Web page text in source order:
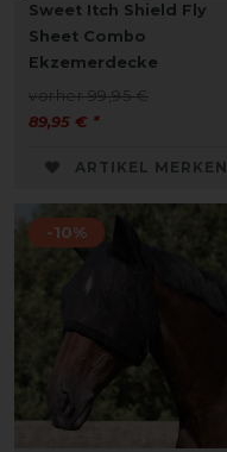
Sweet Itch Shield Fly
Sheet Combo
Ekzemerdecke
vorher 99,95 €
89,95 € *
ARTIKEL MERKEN
-10%